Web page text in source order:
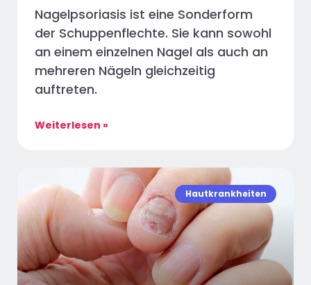
Nagelpsoriasis ist eine Sonderform
der Schuppenflechte. Sie kann sowohl
an einem einzelnen Nagel als auch an
mehreren Nägeln gleichzeitig
auftreten.
Weiterlesen »
Hautkrankheiten